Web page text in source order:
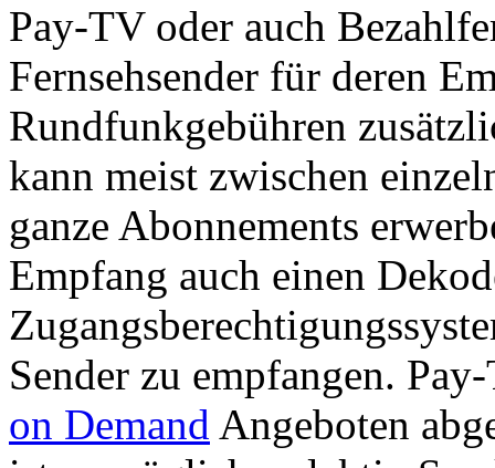
Pay-TV oder auch
Fernsehsender für deren
Rundfunkgebühren
kann meist zwischen
ganze Abonnements
Empfang auch einen
Sender zu empfangen.
on Demand Angeboten